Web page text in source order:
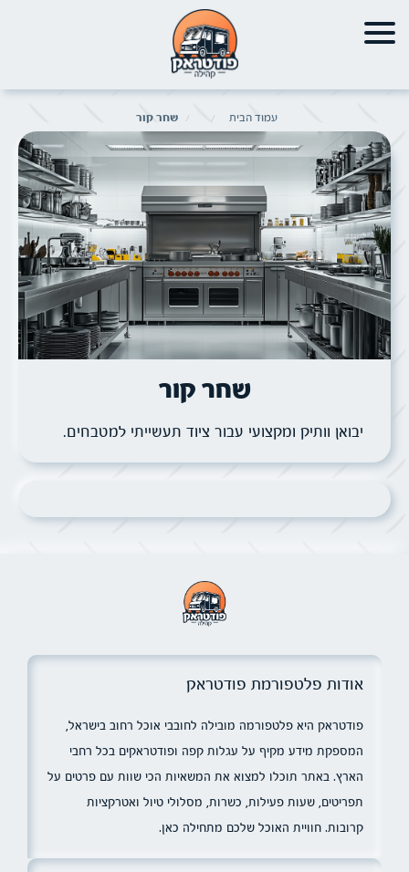
עמוד הבית שחר קור
תמונה של
שחר קור
יבואן וותיק ומקצועי עבור ציוד תעשייתי למטבחים.
אודות פלטפורמת פודטראק
פודטראק היא פלטפורמה מובילה לחובבי אוכל רחוב בישראל,
המספקת מידע מקיף על עגלות קפה ופודטראקים בכל רחבי
הארץ. באתר תוכלו למצוא את המשאיות הכי שוות עם פרטים על
תפריטים, שעות פעילות, כשרות, מסלולי טיול ואטרקציות
קרובות. חוויית האוכל שלכם מתחילה כאן.